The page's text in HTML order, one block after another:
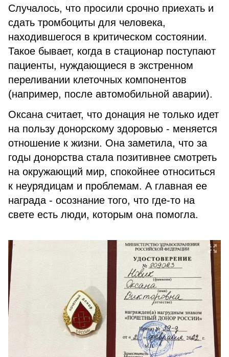
Случалось, что просили срочно приехать и
сдать тромбоциты для человека,
находившегося в критическом состоянии.
Такое бывает, когда в стационар поступают
пациенты, нуждающиеся в экстренном
переливании клеточных компонентов
(например, после автомобильной аварии).
Оксана считает, что донация не только идет
на пользу донорскому здоровью - меняется
отношение к жизни. Она заметила, что за
годы донорства стала позитивнее смотреть
на окружающий мир, спокойнее относиться
к неурядицам и проблемам. А главная ее
награда - осознание того, что где-то на
свете есть люди, которым она помогла.